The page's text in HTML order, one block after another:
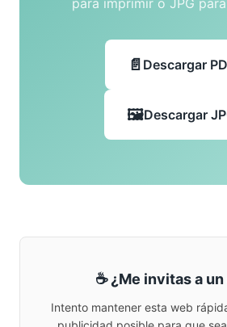
para imprimir o JPG
Descargar
Descargar
☕ ¿Me invitas a
Intento mantener esta web